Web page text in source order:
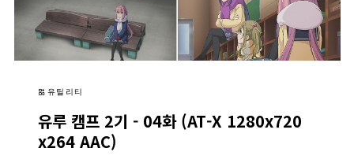
유틸리티
유루 캠프 2기 - 04화 (AT-X 1280x720
x264 AAC)